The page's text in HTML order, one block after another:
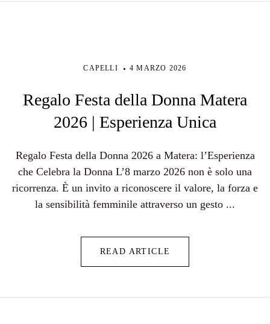
CAPELLI 4 MARZO 2026
Regalo Festa della Donna Matera
2026 | Esperienza Unica
Regalo Festa della Donna 2026 a Matera: l’Esperienza
che Celebra la Donna L’8 marzo 2026 non è solo una
ricorrenza. È un invito a riconoscere il valore, la forza e
la sensibilità femminile attraverso un gesto ...
READ ARTICLE